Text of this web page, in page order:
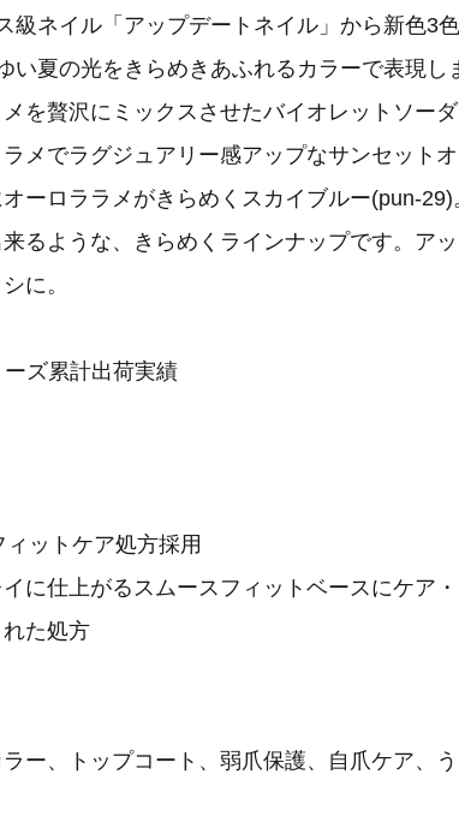
ネイル「アップデートネイル」から新色3色
い夏の光をきらめきあふれるカラーで表現し
を贅沢にミックスさせたバイオレットソー
メでラグジュアリー感アップなサンセットオ
ーロララメがきらめくスカイブルー(pun-
るような、きらめくラインナップです。ア
に。
ズ累計出荷実績
ットケア処方採用
に仕上がるスムースフィットベースにケア
た処方
ー、トップコート、弱爪保護、自爪ケア、